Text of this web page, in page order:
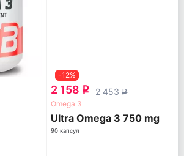
-12%
2 158 q 2 453q
Omega 3
Ultra Omega 3 750 mg
90 капсул